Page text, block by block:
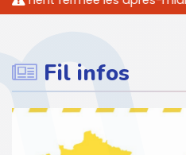
Fil infos